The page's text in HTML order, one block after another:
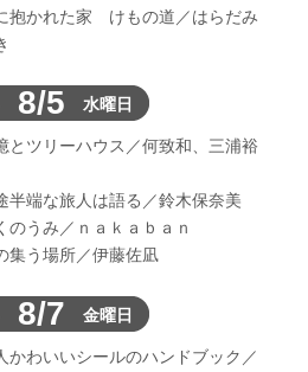
抱かれた家 けもの道／はらだみ
8/5 水曜日
とツリーハウス／何致和、三浦裕
半端な旅人は語る／鈴木保奈美
のうみ／ｎａｋａｂａｎ
集う場所／伊藤佐凪
8/7 金曜日
かわいいシールのハンドブック／